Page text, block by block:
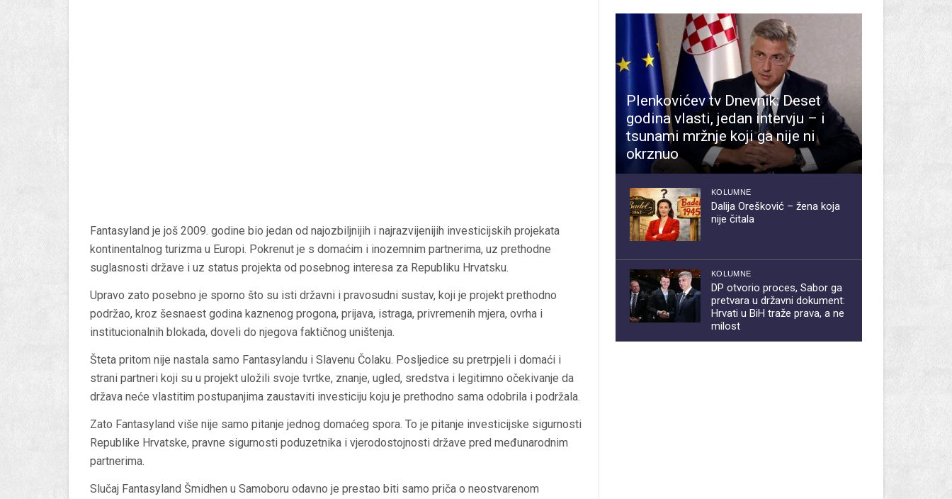
Fantasyland je još 2009. godine bio jedan od najozbiljnijih i najrazvijenijih investicijskih projekata
kontinentalnog turizma u Europi. Pokrenut je s domaćim i inozemnim partnerima, uz prethodne
suglasnosti države i uz status projekta od posebnog interesa za Republiku Hrvatsku.
Upravo zato posebno je sporno što su isti državni i pravosudni sustav, koji je projekt prethodno
podržao, kroz šesnaest godina kaznenog progona, prijava, istraga, privremenih mjera, ovrha i
institucionalnih blokada, doveli do njegova faktičnog uništenja.
Šteta pritom nije nastala samo Fantasylandu i Slavenu Čolaku. Posljedice su pretrpjeli i domaći i
strani partneri koji su u projekt uložili svoje tvrtke, znanje, ugled, sredstva i legitimno očekivanje da
država neće vlastitim postupanjima zaustaviti investiciju koju je prethodno sama odobrila i podržala.
Zato Fantasyland više nije samo pitanje jednog domaćeg spora. To je pitanje investicijske sigurnosti
Republike Hrvatske, pravne sigurnosti poduzetnika i vjerodostojnosti države pred međunarodnim
partnerima.
Slučaj Fantasyland Šmidhen u Samoboru odavno je prestao biti samo priča o neostvarenom
Plenkovićev tv Dnevnik: Deset
godina vlasti, jedan intervju – i
tsunami mržnje koji ga nije ni
okrznuo
KOLUMNE
Dalija Orešković – žena koja
nije čitala
KOLUMNE
DP otvorio proces, Sabor ga
pretvara u državni dokument:
Hrvati u BiH traže prava, a ne
milost